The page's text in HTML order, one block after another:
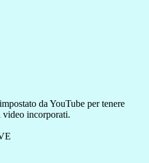
da YouTube per tenere
video incorporati.